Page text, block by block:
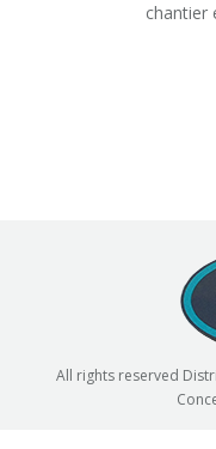
chantier
All rights reserved